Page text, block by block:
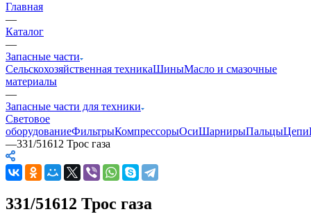
Главная
—
Каталог
—
Запасные части
Сельскохозяйственная техникаШиныМасло и смазочные
материалы
—
Запасные части для техники
Световое
оборудованиеФильтрыКомпрессорыОсиШарнирыПальцыЦепи
—331/51612 Трос газа
331/51612 Трос газа